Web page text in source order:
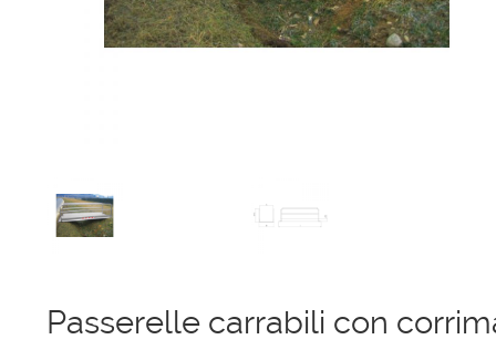
Scale in alluminio
Cerniere freni per porte
Passerelle carrabili con